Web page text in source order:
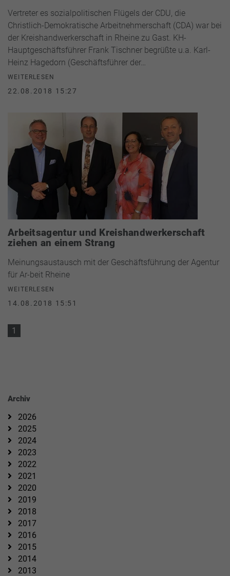
Vertreter es sozialpolitischen Flügels der CDU, die
Christlich-Demokratische Arbeitnehmerschaft (CDA) war bei
der Kreishandwerkerschaft in Rheine zu Gast. KH-
Hauptgeschäftsführer Frank Tischner begrüßte u.a. Karl-
Heinz Hagedorn (Geschäftsführer der…
WEITERLESEN
22.08.2018 15:27
Arbeitsagentur und Kreishandwerkerschaft
ziehen an einem Strang
Meinungsaustausch mit der Geschäftsführung der Agentur
für Ar-beit Rheine
WEITERLESEN
14.08.2018 15:51
1
Archiv
2026
2025
2024
2023
2022
2021
2020
2019
2018
2017
2016
2015
2014
2013